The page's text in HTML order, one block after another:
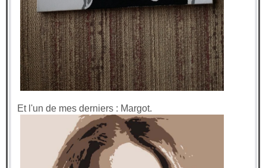
Et l'un de mes derniers : Margot.